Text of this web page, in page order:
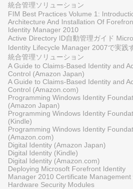
統合管理ソリューション
FIM Best Practices Volume 1:
Architecture And Installation Of
Identity Manager 2010
Active Directory ID自動管理ガイド
Identity Lifecycle Manager 2007で実践
統合管理ソリューション
A Guide to Claims-Based Identity and
Control (Amazon Japan)
A Guide to Claims-Based Identity and
Control (Amazon.com)
Programming Windows Identity
(Amazon Japan)
Programming Windows Identity
(Kindle)
Programming Windows Identity
(Amazon.com)
Digital Identity (Amazon Japan)
Digital Identity (Kindle)
Digital Identity (Amazon.com)
Deploying Microsoft Forefront Identity
Manager 2010 Certificate Management
Hardware Security Modules